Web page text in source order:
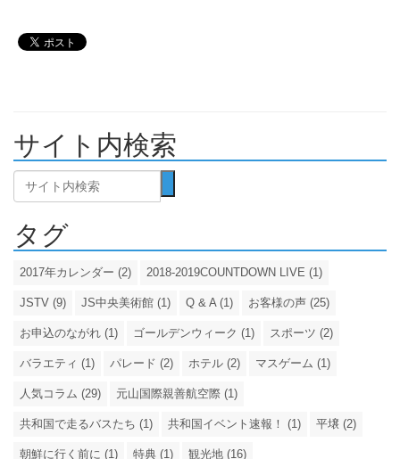
サイト内検索
タグ
2017年カレンダー (2) 2018-2019COUNTDOWN LIVE (1)
JSTV (9) JS中央美術館 (1) Q & A (1) お客様の声 (25)
お申込のながれ (1) ゴールデンウィーク (1) スポーツ (2)
バラエティ (1) パレード (2) ホテル (2) マスゲーム (1)
人気コラム (29) 元山国際親善航空際 (1)
共和国で走るバスたち (1) 共和国イベント速報！ (1) 平壌 (2)
朝鮮に行く前に (1) 特典 (1) 観光地 (16)